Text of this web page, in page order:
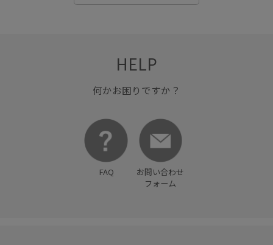
HELP
何かお困りですか？
FAQ
お問い合わせ
フォーム